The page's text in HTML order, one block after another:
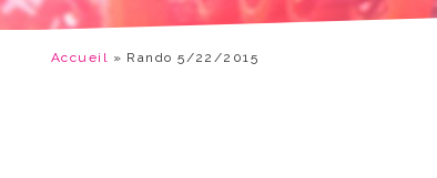
Accueil » Rando 5/22/2015